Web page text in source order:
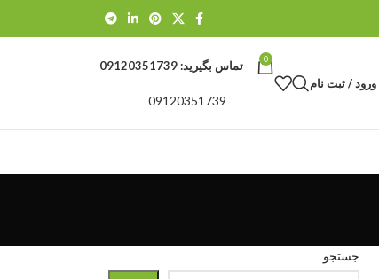
ورود / ثبت نام
0 تماس بگیرید:09120351739
09120351739
جستجو